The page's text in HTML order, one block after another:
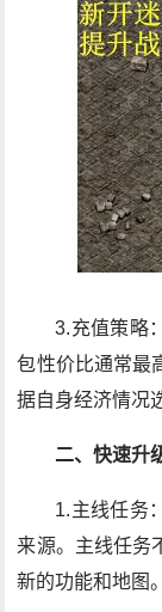
3.充值策略
包性价比通常最
据自身经济情况
二、快速升
1.主线任务
来源。主线任务
新的功能和地图。